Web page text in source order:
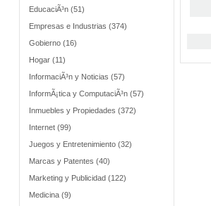
EducaciÃ³n (51)
Empresas e Industrias (374)
Gobierno (16)
Hogar (11)
InformaciÃ³n y Noticias (57)
InformÃ¡tica y ComputaciÃ³n (57)
Inmuebles y Propiedades (372)
Internet (99)
Juegos y Entretenimiento (32)
Marcas y Patentes (40)
Marketing y Publicidad (122)
Medicina (9)